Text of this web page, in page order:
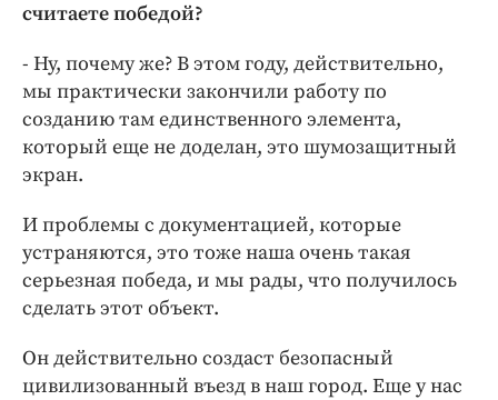
считаете победой?
- Ну, почему же? В этом году, действительно,
мы практически закончили работу по
созданию там единственного элемента,
который еще не доделан, это шумозащитный
экран.
И проблемы с документацией, которые
устраняются, это тоже наша очень такая
серьезная победа, и мы рады, что получилось
сделать этот объект.
Он действительно создаст безопасный
цивилизованный въезд в наш город. Еще у нас